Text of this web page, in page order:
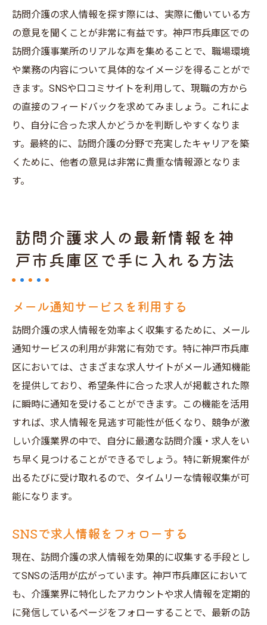
訪問介護の求人情報を探す際には、実際に働いている方
の意見を聞くことが非常に有益です。神戸市兵庫区での
訪問介護事業所のリアルな声を集めることで、職場環境
や業務の内容について具体的なイメージを得ることがで
きます。SNSや口コミサイトを利用して、現職の方から
の直接のフィードバックを求めてみましょう。これによ
り、自分に合った求人かどうかを判断しやすくなりま
す。最終的に、訪問介護の分野で充実したキャリアを築
くために、他者の意見は非常に貴重な情報源となりま
す。
訪問介護求人の最新情報を神
戸市兵庫区で手に入れる方法
メール通知サービスを利用する
訪問介護の求人情報を効率よく収集するために、メール
通知サービスの利用が非常に有効です。特に神戸市兵庫
区においては、さまざまな求人サイトがメール通知機能
を提供しており、希望条件に合った求人が掲載された際
に瞬時に通知を受けることができます。この機能を活用
すれば、求人情報を見逃す可能性が低くなり、競争が激
しい介護業界の中で、自分に最適な訪問介護・求人をい
ち早く見つけることができるでしょう。特に新規案件が
出るたびに受け取れるので、タイムリーな情報収集が可
能になります。
SNSで求人情報をフォローする
現在、訪問介護の求人情報を効果的に収集する手段とし
てSNSの活用が広がっています。神戸市兵庫区において
も、介護業界に特化したアカウントや求人情報を定期的
に発信しているページをフォローすることで、最新の訪